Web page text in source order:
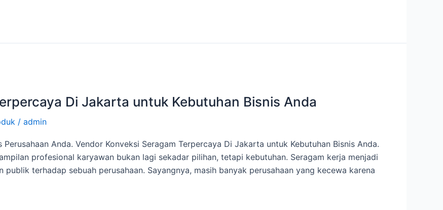
Di Jakarta untuk Kebutuhan Bisnis Anda
/ admin
Anda. Vendor Konveksi Seragam Terpercaya Di Jakarta untuk Kebutuhan Bisnis Anda.
profesional karyawan bukan lagi sekadar pilihan, tetapi kebutuhan. Seragam kerja menjadi
terhadap sebuah perusahaan. Sayangnya, masih banyak perusahaan yang kecewa karena